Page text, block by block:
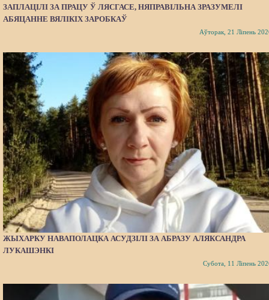
ЗАПЛАЦІЛІ ЗА ПРАЦУ Ў ЛЯСГАСЕ, НЯПРАВІЛЬНА ЗРАЗУМЕЛІ
АБЯЦАННЕ ВЯЛІКІХ ЗАРОБКАЎ
Аўторак, 21 Ліпень
ЖЫХАРКУ НАВАПОЛАЦКА АСУДЗІЛІ ЗА АБРАЗУ АЛЯКСАНДРА
ЛУКАШЭНКІ
Субота, 11 Ліпень